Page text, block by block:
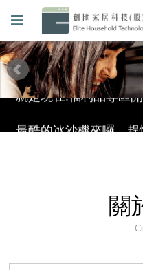
創匯家居進駐百貨
就是現在!福利品專區
超強洗碗機GWQ7755
關